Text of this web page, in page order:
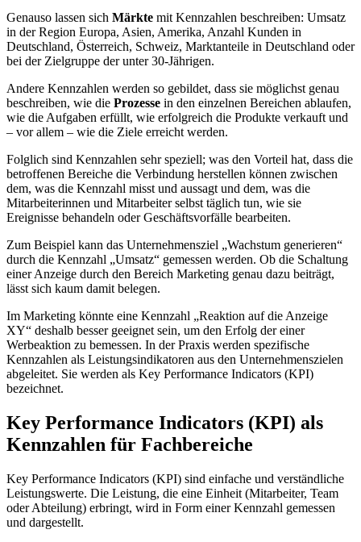
Genauso lassen sich Märkte mit Kennzahlen beschreiben: Umsatz
in der Region Europa, Asien, Amerika, Anzahl Kunden in
Deutschland, Österreich, Schweiz, Marktanteile in Deutschland oder
bei der Zielgruppe der unter 30-Jährigen.
Andere Kennzahlen werden so gebildet, dass sie möglichst genau
beschreiben, wie die Prozesse in den einzelnen Bereichen ablaufen,
wie die Aufgaben erfüllt, wie erfolgreich die Produkte verkauft und
– vor allem – wie die Ziele erreicht werden.
Folglich sind Kennzahlen sehr speziell; was den Vorteil hat, dass die
betroffenen Bereiche die Verbindung herstellen können zwischen
dem, was die Kennzahl misst und aussagt und dem, was die
Mitarbeiterinnen und Mitarbeiter selbst täglich tun, wie sie
Ereignisse behandeln oder Geschäftsvorfälle bearbeiten.
Zum Beispiel kann das Unternehmensziel „Wachstum generieren“
durch die Kennzahl „Umsatz“ gemessen werden. Ob die Schaltung
einer Anzeige durch den Bereich Marketing genau dazu beiträgt,
lässt sich kaum damit belegen.
Im Marketing könnte eine Kennzahl „Reaktion auf die Anzeige
XY“ deshalb besser geeignet sein, um den Erfolg der einer
Werbeaktion zu bemessen. In der Praxis werden spezifische
Kennzahlen als Leistungsindikatoren aus den Unternehmenszielen
abgeleitet. Sie werden als Key Performance Indicators (KPI)
bezeichnet.
Key Performance Indicators (KPI) als
Kennzahlen für Fachbereiche
Key Performance Indicators (KPI) sind einfache und verständliche
Leistungswerte. Die Leistung, die eine Einheit (Mitarbeiter, Team
oder Abteilung) erbringt, wird in Form einer Kennzahl gemessen
und dargestellt.